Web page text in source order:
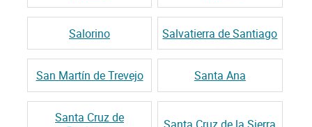
Salorino Salvatierra de Santiago
San Martín de Trevejo Santa Ana
Santa Cruz de